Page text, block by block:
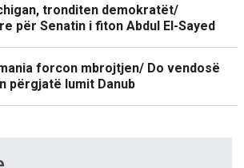
tronditen demokratët/
për Senatin i fiton Abdul El-Sayed
forcon mbrojtjen/ Do vendosë
përgjatë lumit Danub